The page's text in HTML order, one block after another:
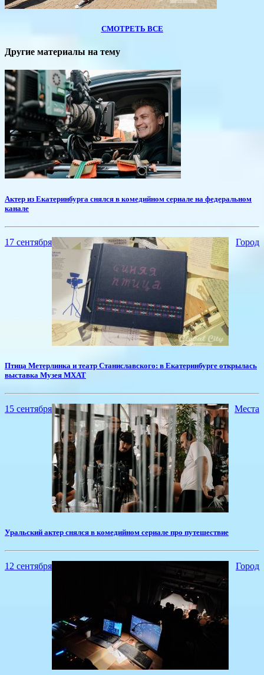
СМОТРЕТЬ ВСЕ
Другие материалы на тему
​Актер из Екатеринбурга снялся в комедийном сериале на федеральном
канале
17 сентября Город
​Птица Метерлинка и театр Станиславского: в Екатеринбурге открылась
выставка Музея МХАТ
15 сентября Места
​Уральский актер снялся в комедийном сериале про путешествие
12 сентября Город